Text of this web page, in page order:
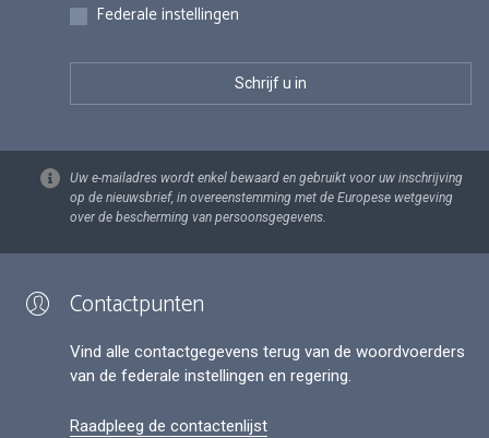
Federale instellingen
Uw e-mailadres wordt enkel bewaard en gebruikt voor uw inschrijving
op de nieuwsbrief, in overeenstemming met de Europese wetgeving
over de bescherming van persoonsgegevens.
Contactpunten
Vind alle contactgegevens terug van de woordvoerders
van de federale instellingen en regering.
Raadpleeg de contactenlijst